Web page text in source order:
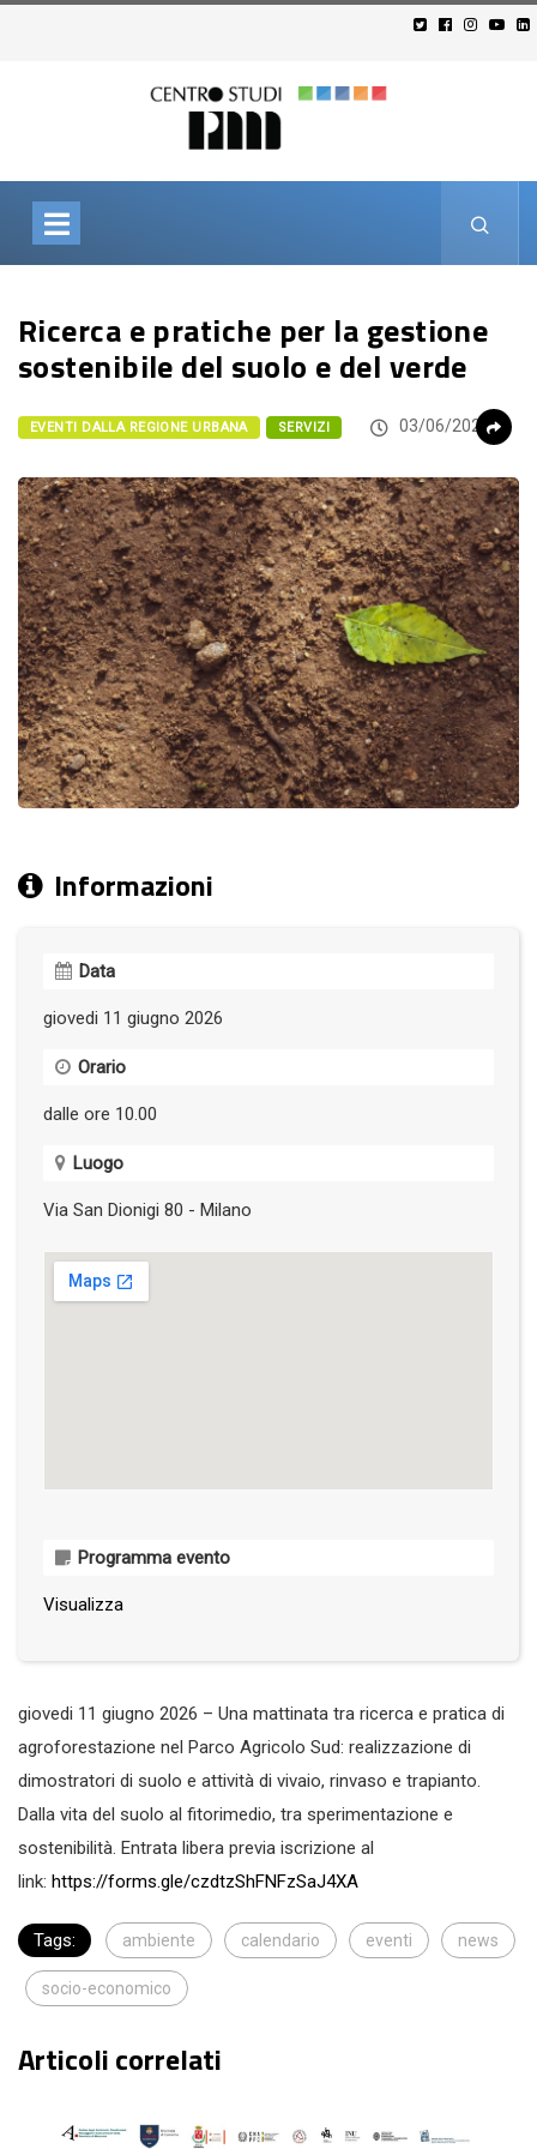
Ricerca e pratiche per la gestione
sostenibile del suolo e del verde
EVENTI DALLA REGIONE URBANA SERVIZI 03/06/2026
Informazioni
Data
giovedi 11 giugno 2026
Orario
dalle ore 10.00
Luogo
Via San Dionigi 80 - Milano
Programma evento
Visualizza
giovedi 11 giugno 2026 – Una mattinata tra ricerca e pratica di
agroforestazione nel Parco Agricolo Sud: realizzazione di
dimostratori di suolo e attività di vivaio, rinvaso e trapianto.
Dalla vita del suolo al fitorimedio, tra sperimentazione e
sostenibilità. Entrata libera previa iscrizione al
link: https://forms.gle/czdtzShFNFzSaJ4XA
Tags: ambiente calendario eventi news
socio-economico
Articoli correlati